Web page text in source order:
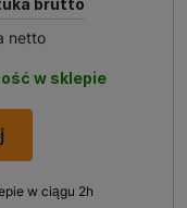
dłoni nigdy nie
brutto
netto
w sklepie
w ciągu 2h